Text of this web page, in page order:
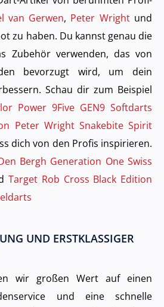
van Gerwen, Peter Wrightund
zu haben. Du kannst genau die
Zubehör verwenden, das von
bevorzugt wird, um dein
Schau dir zum Beispiel
Power 9Five GEN9 Softdarts
Peter Wright Snakebite Spirit
dich von den Profis inspirieren.
Bergh Generation One Swiss
Target Rob Cross Black Edition
UND ERSTKLASSIGER
wir großen Wert auf einen
und eine schnelle